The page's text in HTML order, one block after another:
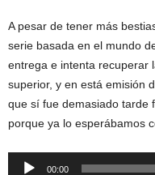
A pesar de tener más
serie basada en el mundo
entrega e intenta recuperar
superior, y en está emisión
que sí fue demasiado tarde
porque ya lo esperábamos
Reproductor
00:00